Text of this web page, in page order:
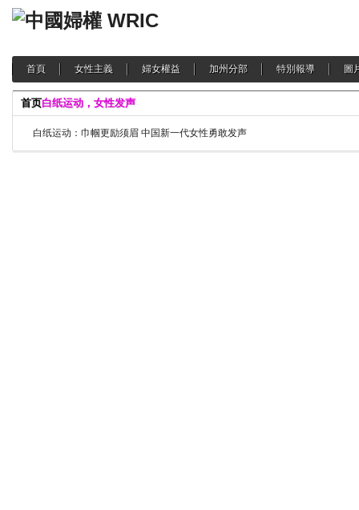
首頁 女性主義 婦女權益 加州分部 特別報導 圖
首页白纸运动，女性发声
白纸运动：巾帼更励须眉 中国新一代女性勇敢发声